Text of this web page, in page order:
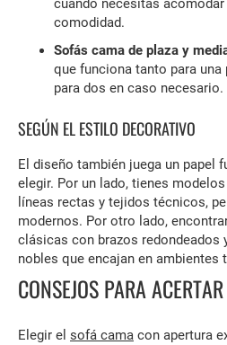
cuando necesitas
comodidad.
Sofás cama de plaza y
que funciona tanto para
para dos en caso necesario.
SEGÚN EL ESTILO DECORATIVO
El diseño también juega un papel
elegir. Por un lado, tienes
líneas rectas y tejidos técnicos,
modernos. Por otro lado,
clásicas con brazos redondeados
nobles que encajan en ambientes
CONSEJOS PARA
Elegir el sofá cama con apertura